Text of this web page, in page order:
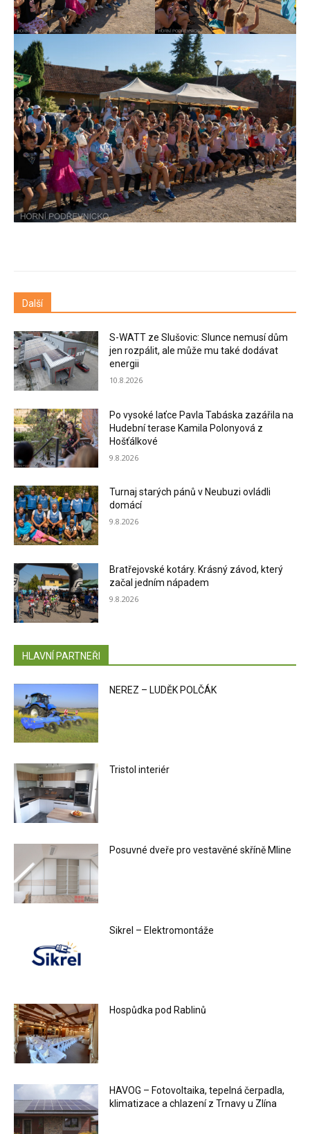
Další
S-WATT ze Slušovic: Slunce nemusí dům
jen rozpálit, ale může mu také dodávat
energii
10.8.2026
Po vysoké laťce Pavla Tabáska zazářila na
Hudební terase Kamila Polonyová z
Hošťálkové
9.8.2026
Turnaj starých pánů v Neubuzi ovládli
domácí
9.8.2026
Bratřejovské kotáry. Krásný závod, který
začal jedním nápadem
9.8.2026
HLAVNÍ PARTNEŘI
NEREZ – LUDĚK POLČÁK
Tristol interiér
Posuvné dveře pro vestavěné skříně Mline
Sikrel – Elektromontáže
Hospůdka pod Rablinů
HAVOG – Fotovoltaika, tepelná čerpadla,
klimatizace a chlazení z Trnavy u Zlína